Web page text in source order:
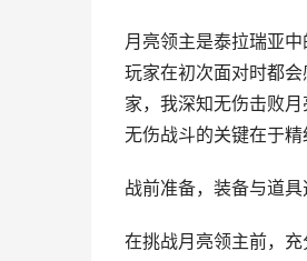
月亮领主是泰拉瑞亚
玩家在初次面对时都
家，我深知无伤击败
无伤战斗的关键在于精
战前准备，装备与道具
在挑战月亮领主前，